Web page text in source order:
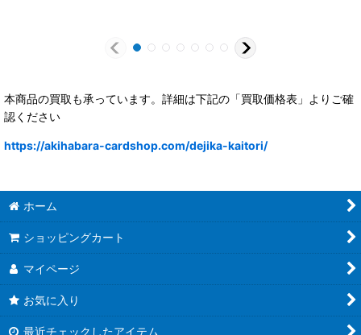
本商品の買取も承っています。詳細は下記の「買取価格表」よりご確
認ください
https://akihabara-cardshop.com/dejika-kaitori/
ホーム
ショッピングカート
マイページ
お気に入り
最近チェックしたアイテム